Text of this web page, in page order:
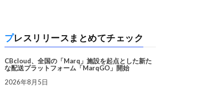
プレスリリースまとめてチェック
CBcloud、全国の「Marq」施設を起点とした新た
な配送プラットフォーム「MarqGO」開始
2026年8月5日